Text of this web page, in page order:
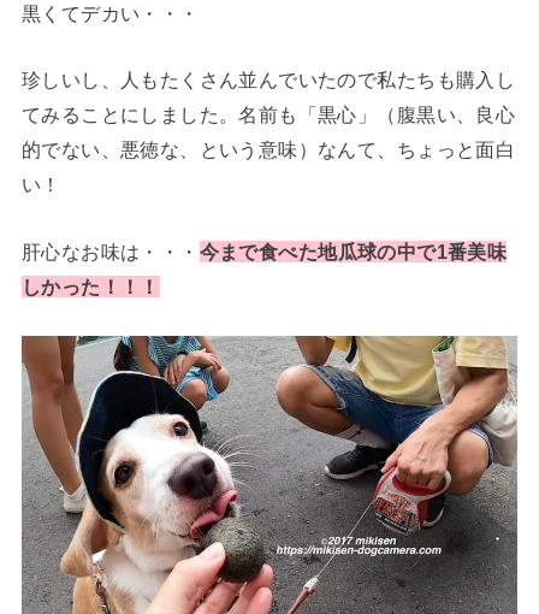
黒くてデカい・・・
珍しいし、人もたくさん並んでいたので私たちも購入し
てみることにしました。名前も「黒心」（腹黒い、良心
的でない、悪徳な、という意味）なんて、ちょっと面白
い！
肝心なお味は・・・ 今まで食べた地瓜球の中で1番美味
しかった！！！